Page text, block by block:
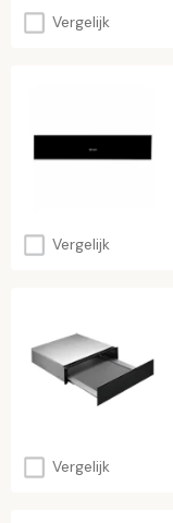
Vergelijk
Vergelijk
Vergelijk